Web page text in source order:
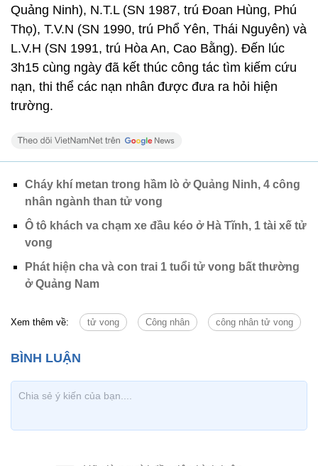
Quảng Ninh), N.T.L (SN 1987, trú Đoan Hùng, Phú
Thọ), T.V.N (SN 1990, trú Phổ Yên, Thái Nguyên) và
L.V.H (SN 1991, trú Hòa An, Cao Bằng). Đến lúc
3h15 cùng ngày đã kết thúc công tác tìm kiếm cứu
nạn, thi thể các nạn nhân được đưa ra hỏi hiện
trường.
Cháy khí metan trong hầm lò ở Quảng Ninh, 4 công
nhân ngành than tử vong
Ô tô khách va chạm xe đầu kéo ở Hà Tĩnh, 1 tài xế tử
vong
Phát hiện cha và con trai 1 tuổi tử vong bất thường
ở Quảng Nam
Xem thêm về: tử vong Công nhân công nhân tử vong